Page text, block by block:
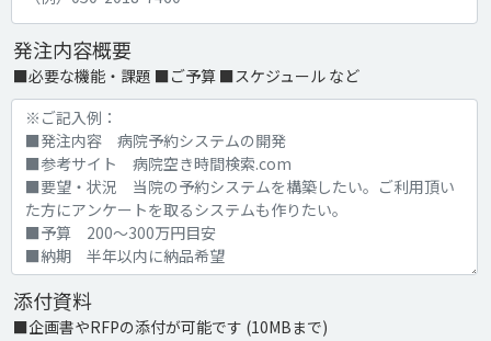
発注内容概要
■必要な機能・課題 ■ご予算 ■スケジュール など
添付資料
■企画書やRFPの添付が可能です (10MBまで)